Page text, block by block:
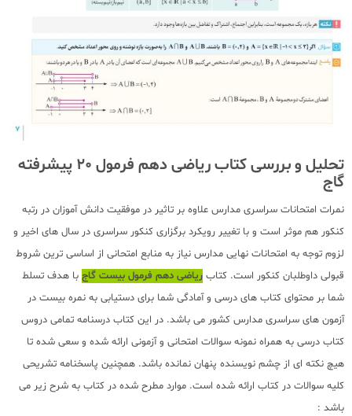
تحلیل و بررسی کتاب ریاضی دهم فرمول 20 پیشرفته
گاج
نمرات امتحانات سراسری مدارس علاوه بر تاثیر در موفقیت دانش آموزان در رتبه
کنکور هم موثر است و با تغییر رویکرد برگزاری کنکور سراسری در سال های اخیر و
لزوم توجه به امتحانات نهایی مدارس نیاز به منابع امتحانی از اساسی ترین شروط
قبولی داوطلبان کنکور است. کتاب ریاضی دهم فرمول بیست گاج با هدف تسلط
شما بر محتوای کتاب های درسی و آمادگی شما برای دستیابی به نمره بیست در
آزمون های سراسری مدارس کشور می باشد. در این کتاب درسنامه تمامی دروس
کتاب درسی به همراه نمونه سوالات امتحانی و آزمونی ارائه شده و سعی شده تا
هیچ نکته ای از چشم نویسنده پنهان نمانده باشد. همچنین پاسخنامه تشریحی
کلیه سوالات در کتاب ارائه شده است. موارد مطرح شده در کتاب به شرح زیر می
باشد :